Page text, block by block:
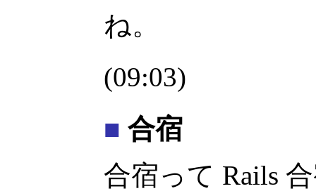
ね。
(09:03)
■ 合宿
合宿って Rails